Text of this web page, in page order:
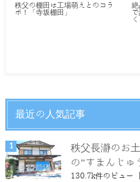
秩父の棚田は工場萌えとのコラ
ボ！「寺坂棚田」
最近の人気記事
秩父長瀞のお
の”すまんじゅ
130.7k件のビュー